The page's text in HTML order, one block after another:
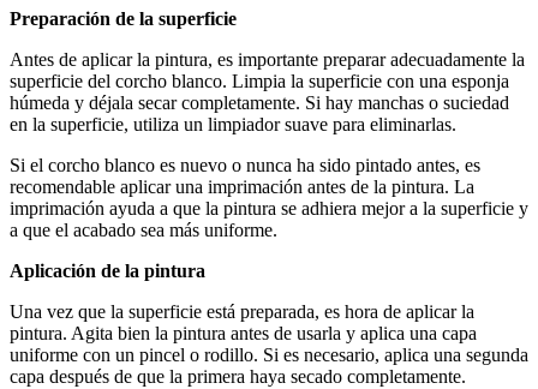
Preparación de la superficie
Antes de aplicar la pintura, es importante preparar adecuadamente la
superficie del corcho blanco. Limpia la superficie con una esponja
húmeda y déjala secar completamente. Si hay manchas o suciedad
en la superficie, utiliza un limpiador suave para eliminarlas.
Si el corcho blanco es nuevo o nunca ha sido pintado antes, es
recomendable aplicar una imprimación antes de la pintura. La
imprimación ayuda a que la pintura se adhiera mejor a la superficie y
a que el acabado sea más uniforme.
Aplicación de la pintura
Una vez que la superficie está preparada, es hora de aplicar la
pintura. Agita bien la pintura antes de usarla y aplica una capa
uniforme con un pincel o rodillo. Si es necesario, aplica una segunda
capa después de que la primera haya secado completamente.